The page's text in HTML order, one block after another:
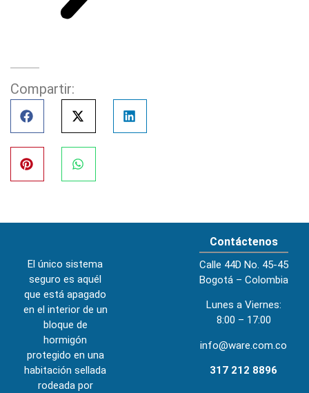
Compartir:
El único sistema
seguro es aquél
que está apagado
en el interior de un
bloque de
hormigón
protegido en una
habitación sellada
rodeada por
Contáctenos
Calle 44D No. 45-45
Bogotá – Colombia
Lunes a Viernes:
8:00 – 17:00
info@ware.com.co
317 212 8896